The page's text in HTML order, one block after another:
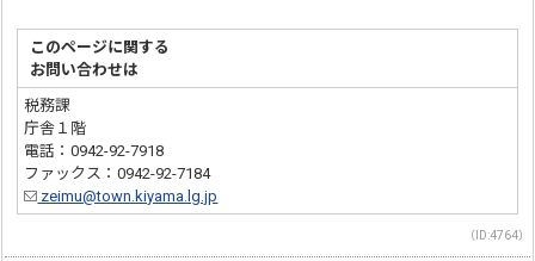
このページに関する
お問い合わせは
税務課
庁舎１階
電話：0942-92-7918
ファックス：0942-92-7184
zeimu@town.kiyama.lg.jp
（ID:4764）